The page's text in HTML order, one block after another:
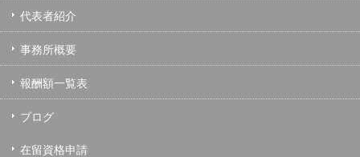
代表者紹介
事務所概要
報酬額一覧表
ブログ
在留資格申請